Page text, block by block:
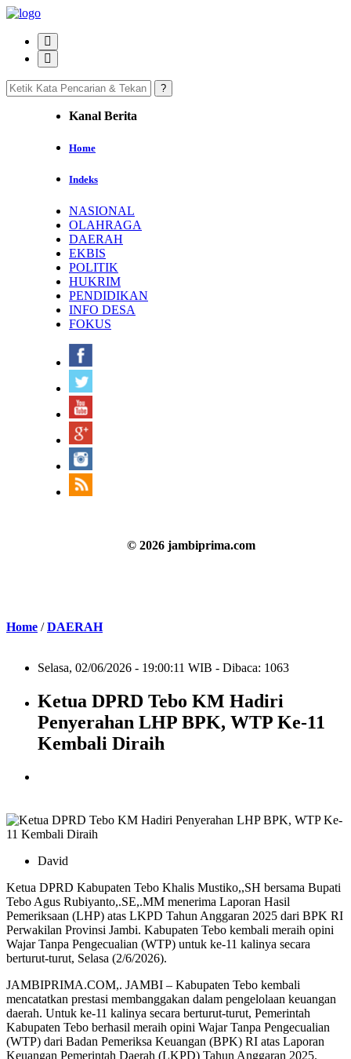
Kanal Berita
Home
Indeks
NASIONAL
OLAHRAGA
DAERAH
EKBIS
POLITIK
HUKRIM
PENDIDIKAN
INFO DESA
FOKUS
© 2026 jambiprima.com
Home /DAERAH
Selasa, 02/06/2026 - 19:00:11 WIB - Dibaca: 1063
Ketua DPRD Tebo KM Hadiri
Penyerahan LHP BPK, WTP Ke-11
Kembali Diraih
David
Ketua DPRD Kabupaten Tebo Khalis Mustiko,,SH bersama Bupati
Tebo Agus Rubiyanto,.SE,.MM menerima Laporan Hasil
Pemeriksaan (LHP) atas LKPD Tahun Anggaran 2025 dari BPK RI
Perwakilan Provinsi Jambi. Kabupaten Tebo kembali meraih opini
Wajar Tanpa Pengecualian (WTP) untuk ke-11 kalinya secara
berturut-turut, Selasa (2/6/2026).
JAMBIPRIMA.COM,. JAMBI – Kabupaten Tebo kembali
mencatatkan prestasi membanggakan dalam pengelolaan keuangan
daerah. Untuk ke-11 kalinya secara berturut-turut, Pemerintah
Kabupaten Tebo berhasil meraih opini Wajar Tanpa Pengecualian
(WTP) dari Badan Pemeriksa Keuangan (BPK) RI atas Laporan
Keuangan Pemerintah Daerah (LKPD) Tahun Anggaran 2025.